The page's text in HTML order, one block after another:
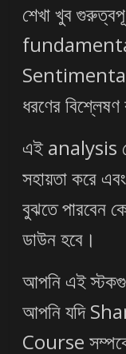
শেখা খুব
Sentimental
ধরণের
এই analysis
সহায়তা করে
বুঝতে পারবেন
ডাউন হবে।
আপনি এই
আপনি যদি
Course